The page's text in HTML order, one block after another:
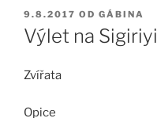
PUBLIKOVÁNO
9.8.2017 OD GÁBINA
Výlet na Sigiriyi
Zvířata
Opice